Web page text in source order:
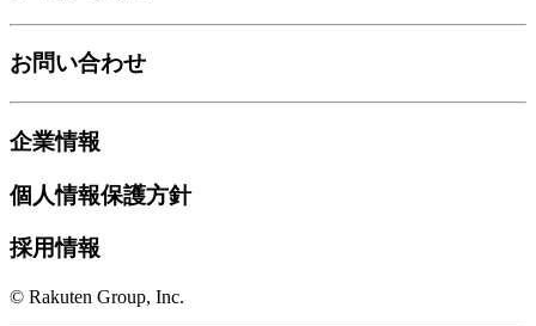
お問い合わせ
企業情報
個人情報保護方針
採用情報
© Rakuten Group, Inc.